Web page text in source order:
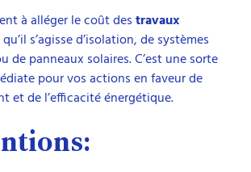
à alléger le coût destravaux
s’agisse d’isolation, de systèmes
de panneaux solaires. C’est une sorte
pour vos actions en faveur de
et de l’efficacité énergétique.